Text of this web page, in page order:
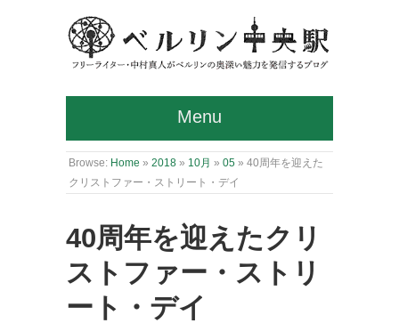
Menu
Browse: Home » 2018 » 10月 » 05 » 40周年を迎えた
クリストファー・ストリート・デイ
40周年を迎えたクリ
ストファー・ストリ
ート・デイ